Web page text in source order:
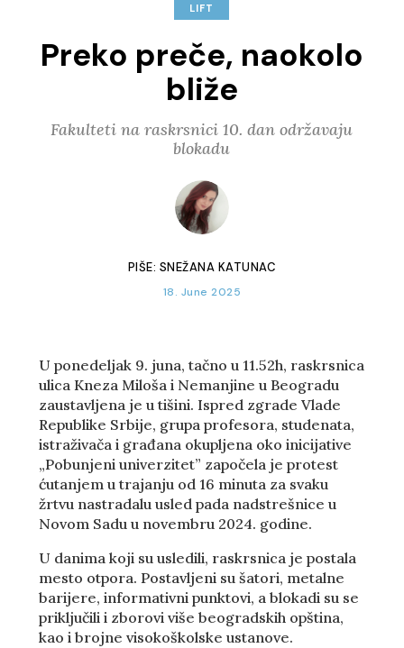
LIFT
Preko preče, naokolo
bliže
Fakulteti na raskrsnici 10. dan održavaju
blokadu
PIŠE: SNEŽANA KATUNAC
18. June 2025
U ponedeljak 9. juna, tačno u 11.52h, raskrsnica
ulica Kneza Miloša i Nemanjine u Beogradu
zaustavljena je u tišini. Ispred zgrade Vlade
Republike Srbije, grupa profesora, studenata,
istraživača i građana okupljena oko inicijative
„Pobunjeni univerzitet” započela je protest
ćutanjem u trajanju od 16 minuta za svaku
žrtvu nastradalu usled pada nadstrešnice u
Novom Sadu u novembru 2024. godine.
U danima koji su usledili, raskrsnica je postala
mesto otpora. Postavljeni su šatori, metalne
barijere, informativni punktovi, a blokadi su se
priključili i zborovi više beogradskih opština,
kao i brojne visokoškolske ustanove.